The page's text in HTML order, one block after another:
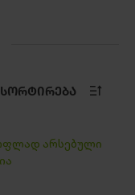
ᲡᲝᲠᲢᲘᲠᲔᲑᲐ